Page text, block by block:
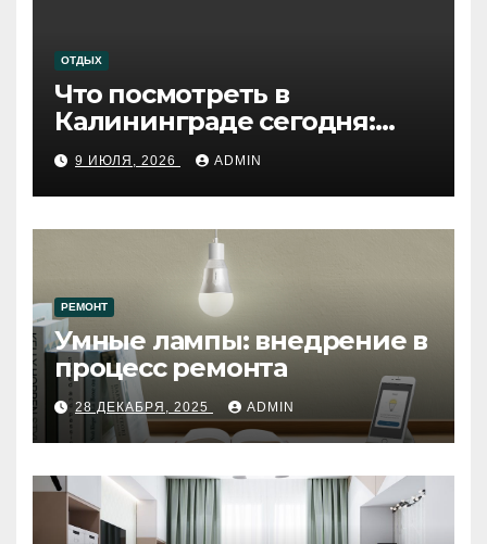
ОТДЫХ
Что посмотреть в
Калининграде сегодня:
путеводитель по самому
западному городу России
9 ИЮЛЯ, 2026 ADMIN
РЕМОНТ
Умные лампы: внедрение в
процесс ремонта
28 ДЕКАБРЯ, 2025 ADMIN